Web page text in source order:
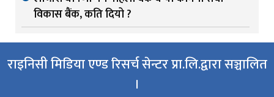
विकास बैंक, कति दियो ?
राइनिसी मिडिया एण्ड रिसर्च सेन्टर प्रा.लि.द्वारा सञ्चालित
।